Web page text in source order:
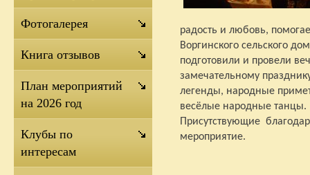
радость и любовь,
Воргинского сельского
подготовили и провели
замечательному
легенды, народные
весёлые народные танцы.
Присутствующие
мероприятие.
Фотогалерея
Книга отзывов
План мероприятий
на 2026 год
Клубы по
интересам